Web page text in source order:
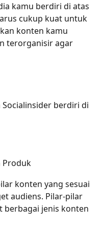
kamu berdiri di atas
cukup kuat untuk
konten kamu
terorganisir agar
berdiri di
Produk
konten yang sesuai
audiens. Pilar-pilar
berbagai jenis konten